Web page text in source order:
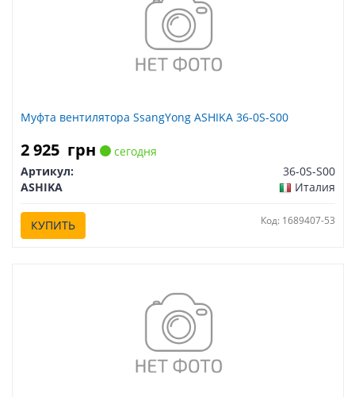
Муфта вентилятора SsangYong ASHIKA 36-0S-S00
2 925 грн
сегодня
Артикул:
36-0S-S00
ASHIKA
Италия
КУПИТЬ Код: 1689407-53